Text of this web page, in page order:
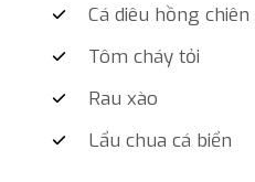
Cá diêu hồng
Tôm cháy tỏi
Rau xào
Lẩu chua cá biển